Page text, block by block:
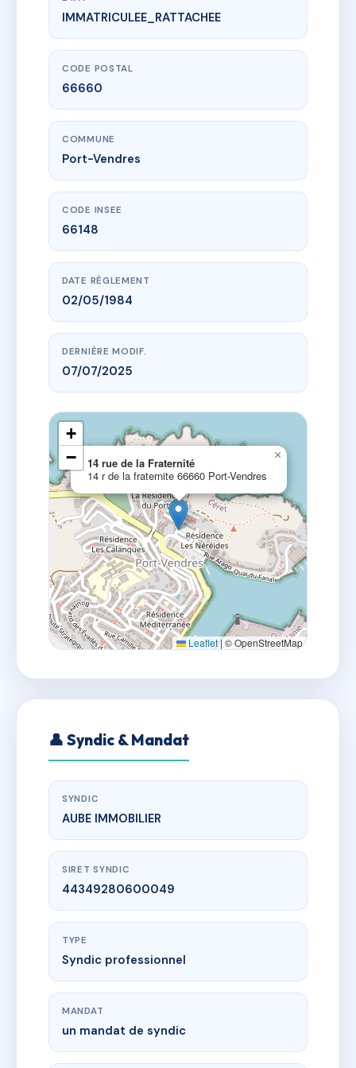
www.vme.plus/AC6693824
14 rue de la Fraternité
14 r de la fraternite
IMMATRICULEE_RATTACHEE
CODE POSTAL
66660
COMMUNE
Port-Vendres
CODE INSEE
66148
DATE RÈGLEMENT
02/05/1984
DERNIÈRE MODIF.
07/07/2025
14 rue de la Fraternité
14 r de la fraternite 66660 Port-Vendres
×
+
−
Leaflet |© OpenStreetMap
👤 Syndic & Mandat
SYNDIC
AUBE IMMOBILIER
SIRET SYNDIC
44349280600049
TYPE
Syndic professionnel
MANDAT
un mandat de syndic